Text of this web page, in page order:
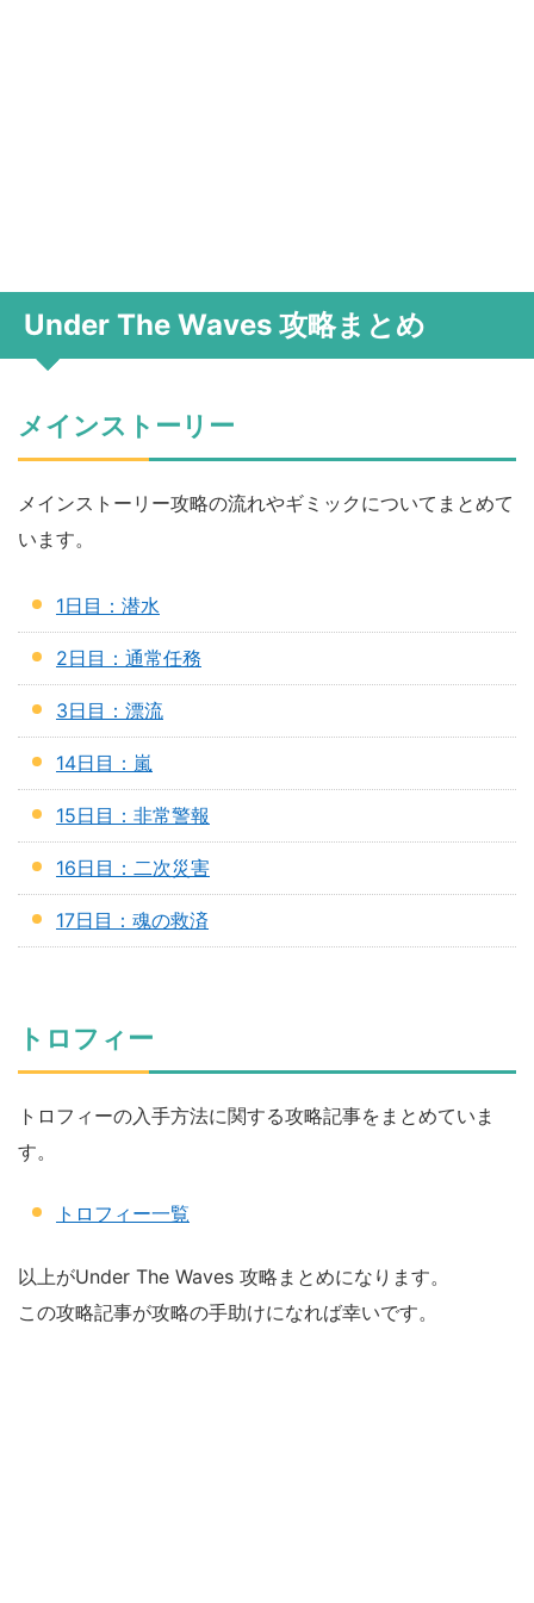
Under The Waves 攻略まとめ
メインストーリー
メインストーリー攻略の流れやギミックについてまとめて
います。
1日目：潜水
2日目：通常任務
3日目：漂流
14日目：嵐
15日目：非常警報
16日目：二次災害
17日目：魂の救済
トロフィー
トロフィーの入手方法に関する攻略記事をまとめていま
す。
トロフィー一覧
以上がUnder The Waves 攻略まとめになります。
この攻略記事が攻略の手助けになれば幸いです。